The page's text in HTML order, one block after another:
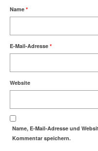
Name *
E-Mail-Adresse *
Website
Name, E-Mail-Adresse und
Kommentar speichern.